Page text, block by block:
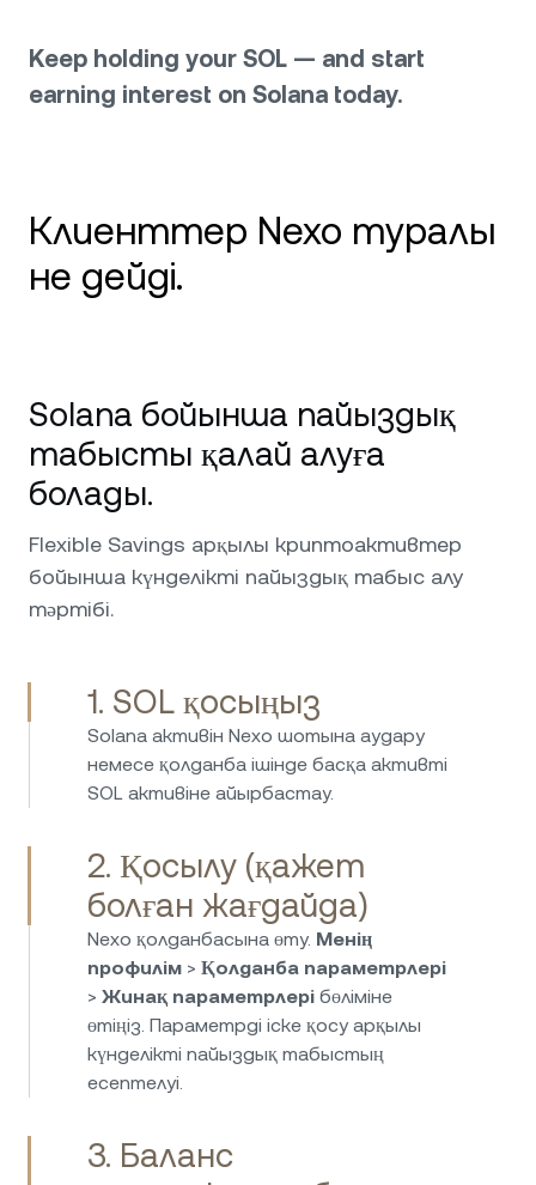
Keep holding your SOL — and start
earning interest on Solana today.
Клиенттер Nexo туралы
не дейді.
картасы мен "Табыс табу" мүмкіндігі үшін
қолданып жүрмін және бәрі мінсіз жұмыс
істейді. Карта күнделікті төлемдерге
ыңғайлы, ал активтер бойынша пайыздар
жылдам, сыпайы және шын мәнінде
көмектеседі. 5 жұлдыз!
фиаттық инвестициялау опциялары да
жоғары деңгейде. EUR, USD және GBP
валюталары бойынша күнделікті
төлемдермен пайыздық табыс алу
Депозит салу және қаражатты шығару
процесі оңай, ал қызмет реттелетін
инфрақұрылымға негізделген. Фиаттық
жинақтар арқылы пассивті табысқа
бағытталған тиімді шешім.
Nexo платформасын төрт жылдан астам
уақыт пайдалану тәжірибесі
криптоактивтер мен стейблкоиндер
бойынша жоғары мөлшерлемелер
көрсетеді. Қауіпсіздік стандарттары
Solana бойынша пайыздық
табысты қалай алуға
болады.
Flexible Savings арқылы криптоактивтер
бойынша күнделікті пайыздық табыс алу
тәртібі.
1. SOL қосыңыз
Solana активін Nexo шотына аудару
немесе қолданба ішінде басқа активті
SOL активіне айырбастау.
2. Қосылу (қажет
болған жағдайда)
Nexo қолданбасына өту. Менің
профилім > Қолданба параметрлері
> Жинақ параметрлері бөліміне
өтіңіз. Параметрді іске қосу арқылы
күнделікті пайыздық табыстың
есептелуі.
3. Баланс